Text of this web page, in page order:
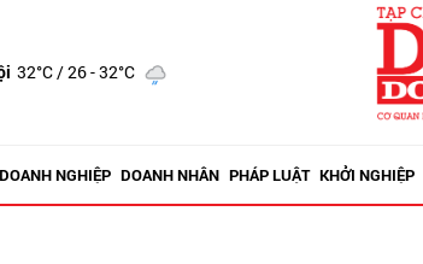
32°C/ 26 - 32°C
DOANH NGHIỆP DOANH NHÂN PHÁP LUẬT KHỞI NGHIỆP